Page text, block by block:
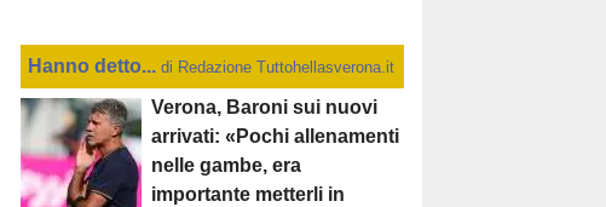
Hanno detto... di Redazione Tuttohellasverona.it
Verona, Baroni sui nuovi
arrivati: «Pochi allenamenti
nelle gambe, era
importante metterli in